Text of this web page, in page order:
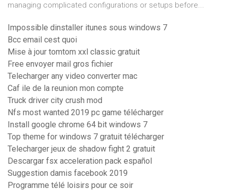
managing complicated configurations or setups before...
Impossible dinstaller itunes sous windows 7
Bcc email cest quoi
Mise à jour tomtom xxl classic gratuit
Free envoyer mail gros fichier
Telecharger any video converter mac
Caf ile de la reunion mon compte
Truck driver city crush mod
Nfs most wanted 2019 pc game télécharger
Install google chrome 64 bit windows 7
Top theme for windows 7 gratuit télécharger
Telecharger jeux de shadow fight 2 gratuit
Descargar fsx acceleration pack español
Suggestion damis facebook 2019
Programme télé loisirs pour ce soir